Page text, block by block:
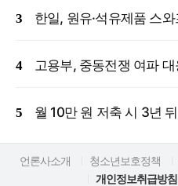
언론사소개 청소년보호정책
개인정보취급방침